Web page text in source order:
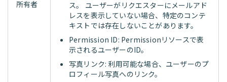
所有者
ス。 ユーザーがリクエスターにメールアド
レスを表示していない場合、特定のコンテ
キストでは存在しないことがあります。
Permission ID: Permissionリソースで表
示されるユーザーのID。
写真リンク: 利用可能な場合、ユーザーのプ
ロフィール写真へのリンク。